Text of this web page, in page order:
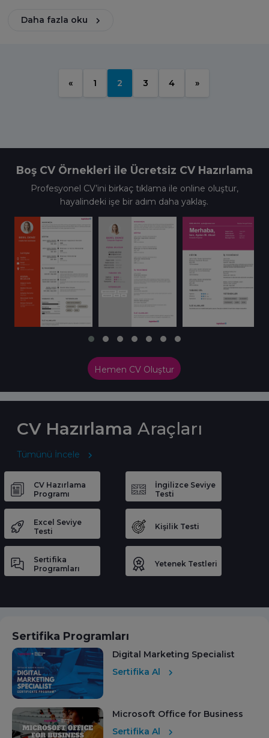
Daha fazla oku
« 1 2 3 4 »
Boş CV Örnekleri ile Ücretsiz CV Hazırlama
Profesyonel CV’ini birkaç tıklama ile online oluştur,
hayalindeki işe bir adım daha yaklaş.
Hemen CV Oluştur
CV Hazırlama Araçları
Tümünü İncele
CV Hazırlama
Programı
İngilizce Seviye
Testi
Excel Seviye
Testi
Kişilik Testi
Sertifika
Programları
Yetenek Testleri
Sertifika Programları
Digital Marketing Specialist
Sertifika Al
Microsoft Office for Business
Sertifika Al